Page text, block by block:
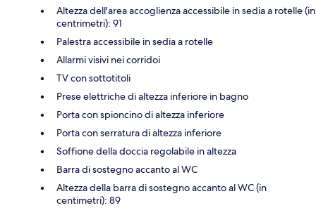
Altezza dell'area accoglienza accessibile in sedia a rotelle (in
centrimetri): 91
Palestra accessibile in sedia a rotelle
Allarmi visivi nei corridoi
TV con sottotitoli
Prese elettriche di altezza inferiore in bagno
Porta con spioncino di altezza inferiore
Porta con serratura di altezza inferiore
Soffione della doccia regolabile in altezza
Barra di sostegno accanto al WC
Altezza della barra di sostegno accanto al WC (in
centimetri): 89